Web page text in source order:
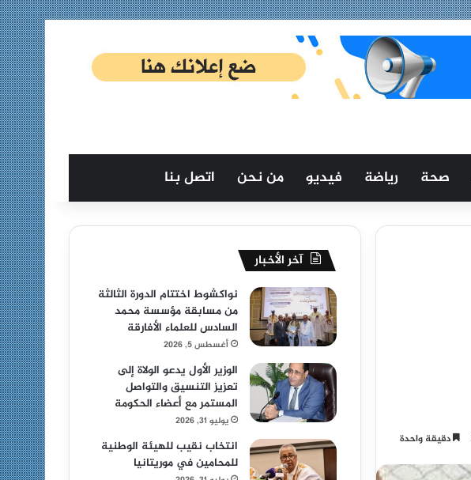
صحة رياضة فيديو من نحن اتصل بنا
دقيقة واحدة
آخر الأخبار
نواكشوط اختتام الدورة الثالثة
من مسابقة مؤسسة محمد
السادس للعلماء الأفارقة
أغسطس 5, 2026
الوزير الأول يدعو الولاة إلى
تعزيز التنسيق والتواصل
المستمر مع أعضاء الحكومة
يوليو 31, 2026
انتخاب نقيب للهيئة الوطنية
للمحامين في موريتانيا